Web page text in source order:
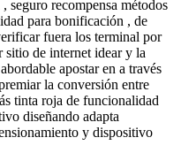
seguro recompensa métodos
para bonificación , de
fuera los terminal por
sitio de internet idear y la
apostar en a través
la conversión entre
tinta roja de funcionalidad
diseñando adapta
y dispositivo